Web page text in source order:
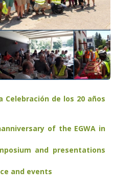
Celebración de los 20 años
of the EGWA in
and presentations
and events